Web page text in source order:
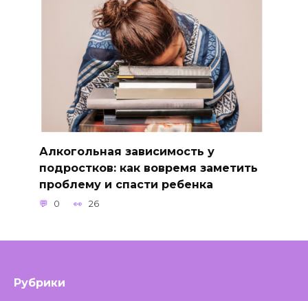
Алкогольная зависимость у
подростков: как вовремя заметить
проблему и спасти ребенка
0 26
Рубрики